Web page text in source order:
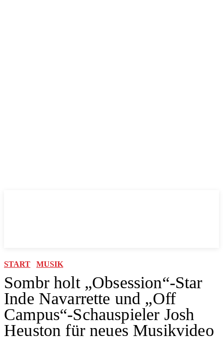
START MUSIK
Sombr holt „Obsession“-Star
Inde Navarrette und „Off
Campus“-Schauspieler Josh
Heuston für neues Musikvideo